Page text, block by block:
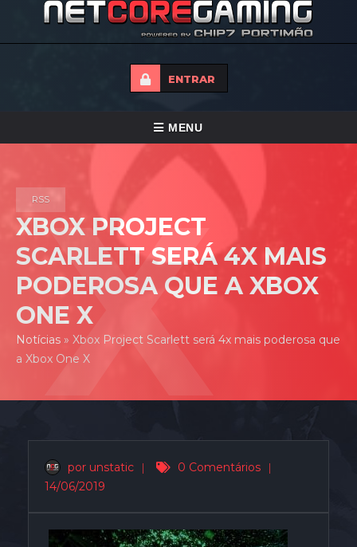
ENTRAR
ALTERNAR
NAVEGAÇÃO
MENU
TORNEIOS
NOTICIAS
FORUMS
CONTACTO
RSS
XBOX PROJECT
SCARLETT SERÁ 4X MAIS
PODEROSA QUE A XBOX
ONE X
Notícias » Xbox Project Scarlett será 4x mais poderosa que
a Xbox One X
por unstatic | 0 Comentários
|
14/06/2019